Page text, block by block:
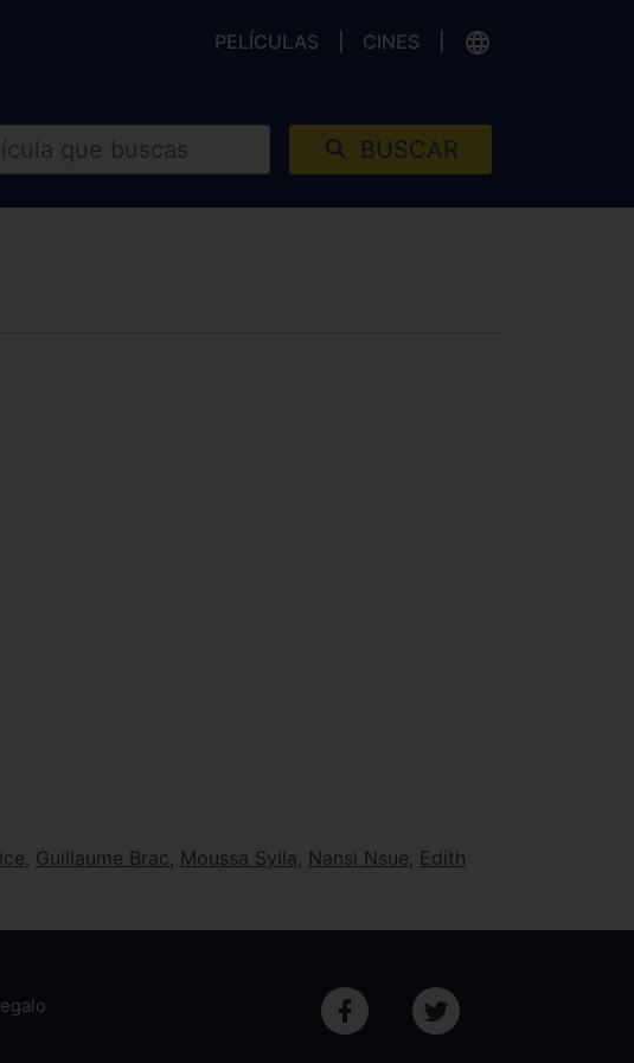
PELÍCULAS CINES
BUSCAR
, Guillaume Brac, Moussa Sylla, Nansi Nsue, Edith